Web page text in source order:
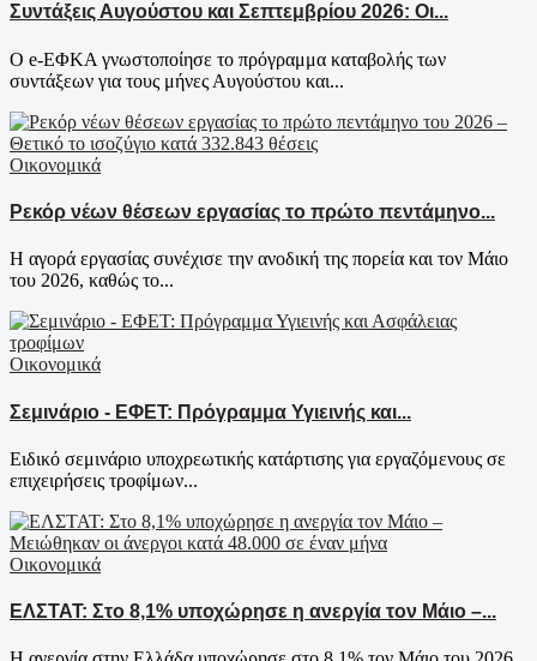
Συντάξεις Αυγούστου και Σεπτεμβρίου 2026: Οι...
Ο e-ΕΦΚΑ γνωστοποίησε το πρόγραμμα καταβολής των
συντάξεων για τους μήνες Αυγούστου και...
Οικονομικά
Ρεκόρ νέων θέσεων εργασίας το πρώτο πεντάμηνο...
Η αγορά εργασίας συνέχισε την ανοδική της πορεία και τον Μάιο
του 2026, καθώς το...
Οικονομικά
Σεμινάριο - ΕΦΕΤ: Πρόγραμμα Υγιεινής και...
Ειδικό σεμινάριο υποχρεωτικής κατάρτισης για εργαζόμενους σε
επιχειρήσεις τροφίμων...
Οικονομικά
ΕΛΣΤΑΤ: Στο 8,1% υποχώρησε η ανεργία τον Μάιο –...